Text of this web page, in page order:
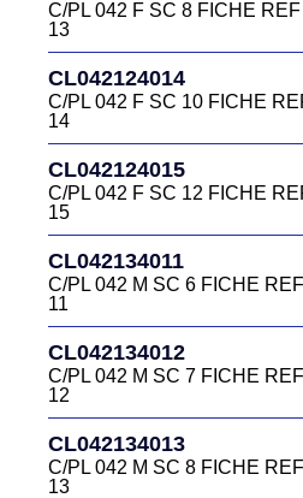
C/PL 042 F SC 8 FICHE
13
CL042124014
C/PL 042 F SC 10 FICHE
14
CL042124015
C/PL 042 F SC 12 FICHE
15
CL042134011
C/PL 042 M SC 6 FICHE
11
CL042134012
C/PL 042 M SC 7 FICHE
12
CL042134013
C/PL 042 M SC 8 FICHE
13